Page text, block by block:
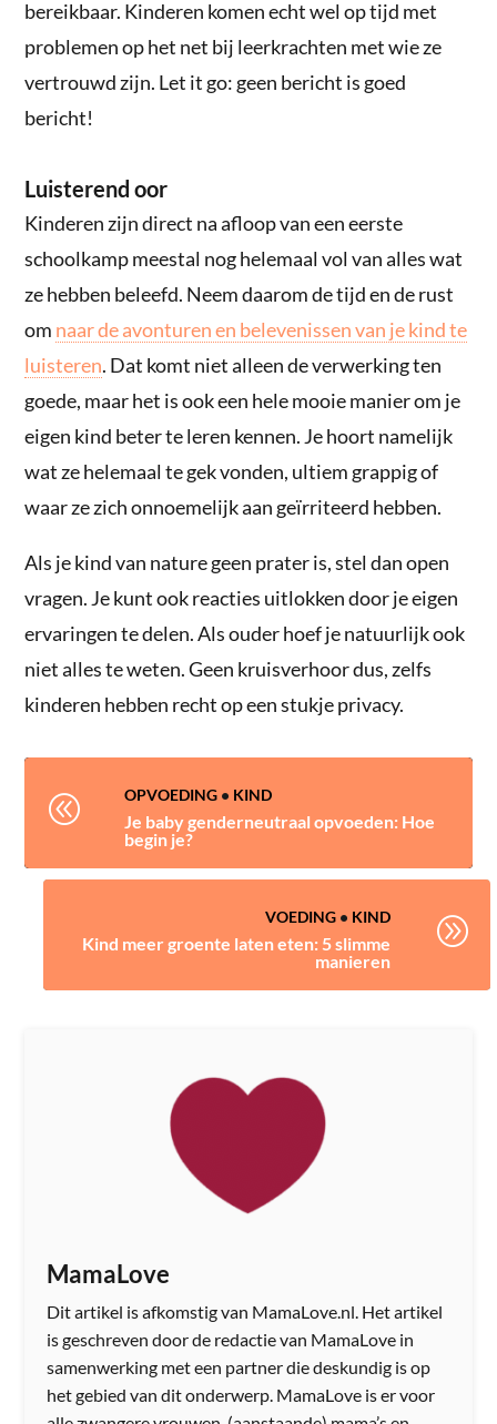
bereikbaar. Kinderen komen echt wel op tijd met
problemen op het net bij leerkrachten met wie ze
vertrouwd zijn. Let it go: geen bericht is goed
bericht!
Luisterend oor
Kinderen zijn direct na afloop van een eerste
schoolkamp meestal nog helemaal vol van alles wat
ze hebben beleefd. Neem daarom de tijd en de rust
om naar de avonturen en belevenissen van je kind te
luisteren. Dat komt niet alleen de verwerking ten
goede, maar het is ook een hele mooie manier om je
eigen kind beter te leren kennen. Je hoort namelijk
wat ze helemaal te gek vonden, ultiem grappig of
waar ze zich onnoemelijk aan geïrriteerd hebben.
Als je kind van nature geen prater is, stel dan open
vragen. Je kunt ook reacties uitlokken door je eigen
ervaringen te delen. Als ouder hoef je natuurlijk ook
niet alles te weten. Geen kruisverhoor dus, zelfs
kinderen hebben recht op een stukje privacy.
@ OPVOEDING • KIND
Je baby genderneutraal opvoeden: Hoe
begin je?
VOEDING• KIND
Kind meer groente laten eten: 5 slimme
manieren
A
MamaLove
Dit artikel is afkomstig van MamaLove.nl. Het artikel
is geschreven door de redactie van MamaLove in
samenwerking met een partner die deskundig is op
het gebied van dit onderwerp. MamaLove is er voor